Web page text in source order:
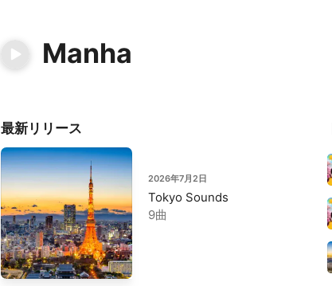
Manha
最新リリース
2026年7月2日
Tokyo Sounds
9曲